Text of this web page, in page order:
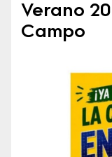
Verano
Campo